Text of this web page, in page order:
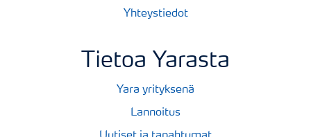
Yhteystiedot
Tietoa Yarasta
Yara yrityksenä
Lannoitus